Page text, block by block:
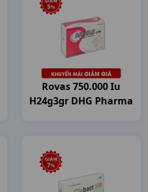
Rovas 750.000 Iu
H24g3gr DHG Pharma